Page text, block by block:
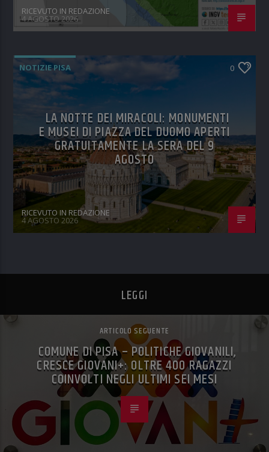
RICEVUTO IN REDAZIONE
4 AGOSTO 2026
NOTIZIE PISA 0
LA NOTTE DEI MIRACOLI: MONUMENTI
E MUSEI DI PIAZZA DEL DUOMO APERTI
GRATUITAMENTE LA SERA DEL 9
AGOSTO
RICEVUTO IN REDAZIONE
4 AGOSTO 2026
LEGGI
ARTICOLO SEGUENTE
COMUNE DI PISA – POLITICHE GIOVANILI,
CRESCE GIOVANI+: OLTRE 400 RAGAZZI
COINVOLTI NEGLI ULTIMI SEI MESI